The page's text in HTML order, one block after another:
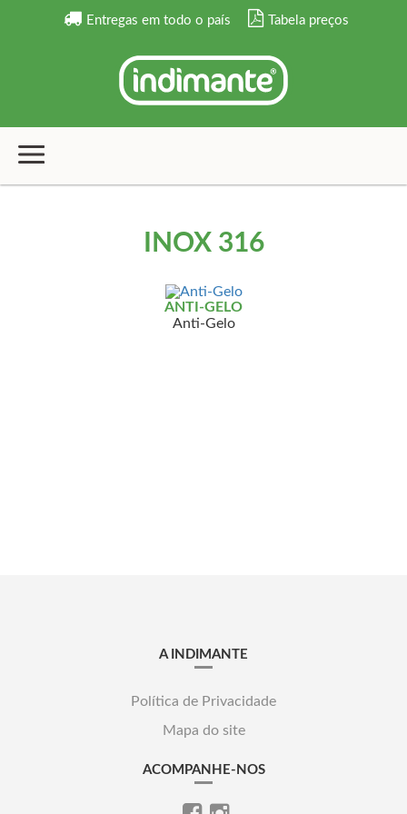
Entregas em todo o país Tabela preços
INOX 316
ANTI-GELO
Anti-Gelo
A INDIMANTE
Política de Privacidade
Mapa do site
ACOMPANHE-NOS